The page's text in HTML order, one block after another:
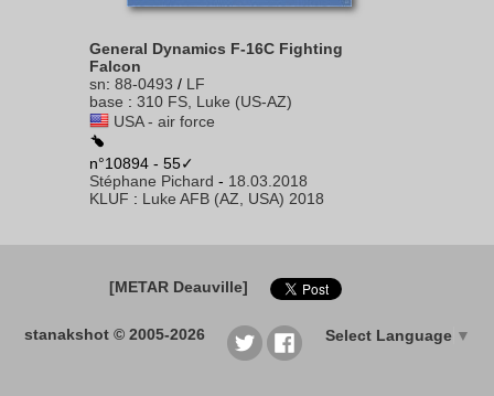
General Dynamics F-16C Fighting
Falcon
sn: 88-0493 / LF
base : 310 FS, Luke (US-AZ)
USA - air force
n°10894 - 55✓
Stéphane Pichard - 18.03.2018
KLUF : Luke AFB (AZ, USA) 2018
[METAR Deauville]
stanakshot © 2005-2026 Select Language ▼